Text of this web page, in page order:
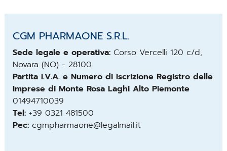
CGM PHARMAONE S.R.L.
Sede legale e operativa: Corso Vercelli 120 c/d,
Novara (NO) - 28100
Partita I.V.A. e Numero di Iscrizione Registro delle
Imprese di Monte Rosa Laghi Alto Piemonte
01494710039
Tel: +39 0321 481500
Pec: cgmpharmaone@legalmail.it